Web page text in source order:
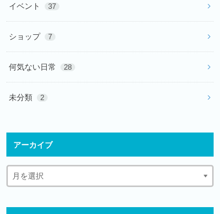
イベント 37
ショップ 7
何気ない日常 28
未分類 2
アーカイブ